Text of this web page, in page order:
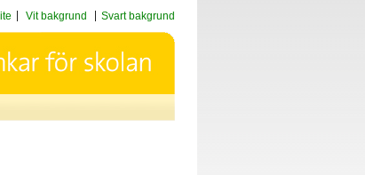
Vit bakgrund Svart bakgrund